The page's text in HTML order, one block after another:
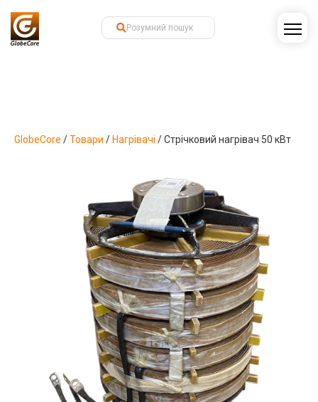
GlobeCore /Товари / Нагрівачі /Стрічковий нагрівач 50 кВт